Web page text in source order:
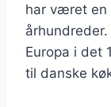
har været en
Europa i det
til danske